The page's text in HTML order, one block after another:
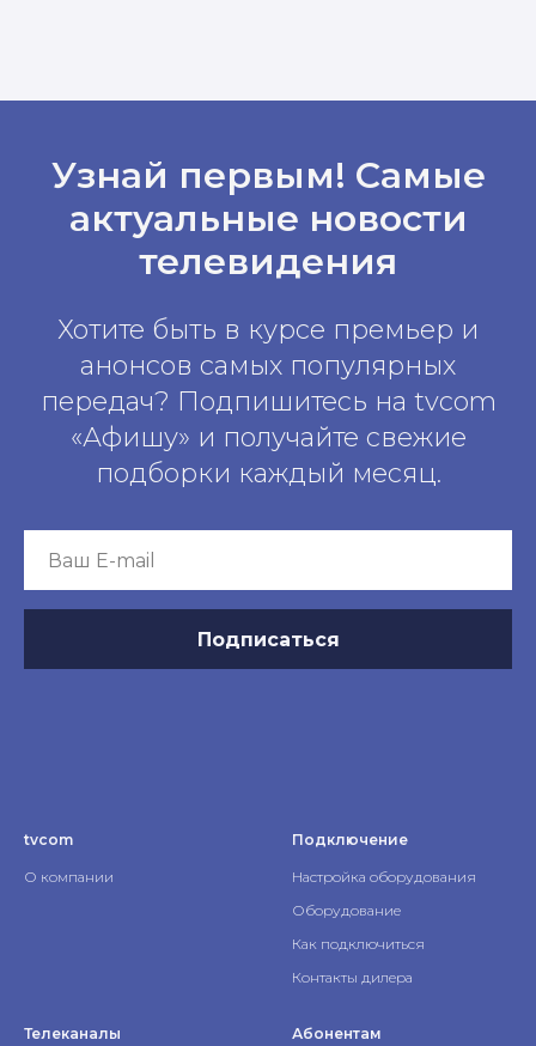
Узнай первым! Самые
актуальные новости
телевидения
Хотите быть в курсе премьер и
анонсов самых популярных
передач? Подпишитесь на tvcom
«Афишу» и получайте свежие
подборки каждый месяц.
Подписаться
tvcom
О компании
Подключение
Настройка оборудования
Оборудование
Как подключиться
Контакты дилера
Телеканалы Абонентам